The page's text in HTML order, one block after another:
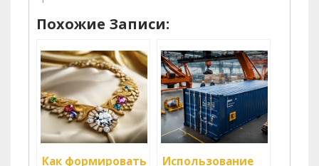
Похожие Записи:
Как формировать
Использование